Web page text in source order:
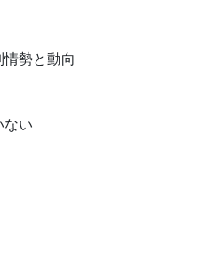
勢と動向
ない